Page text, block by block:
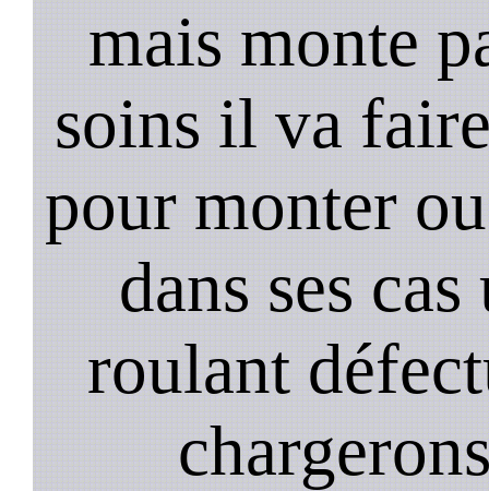
mais monte
soins il va
pour monter
dans ses
roulant